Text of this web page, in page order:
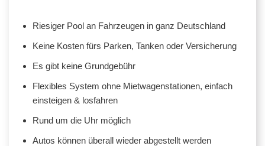
Riesiger Pool an Fahrzeugen in ganz Deutschland
Keine Kosten fürs Parken, Tanken oder Versicherung
Es gibt keine Grundgebühr
Flexibles System ohne Mietwagenstationen, einfach
einsteigen & losfahren
Rund um die Uhr möglich
Autos können überall wieder abgestellt werden